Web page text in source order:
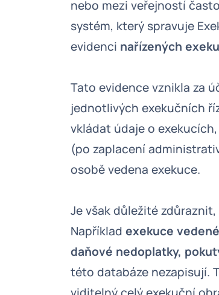
nebo mezi veřejností
systém, který spravuje
evidenci nařízených
Tato evidence vznikla za
jednotlivých exekučních
vkládat údaje o
(po zaplacení
osobě vedena exekuce.
Je však důležité zdůraznit,
Například exekuce
daňové nedoplatky,
této databáze nezapisují.